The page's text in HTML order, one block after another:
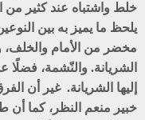
خلط واشتباه عند كثير من
يلحظ ما يميز به بين
مخضر من الأمام والخلف،
الشريانة. والنّشمة، فضلًا
إليها الشريانة. غير أن
خبير منعم النظر، كما أن